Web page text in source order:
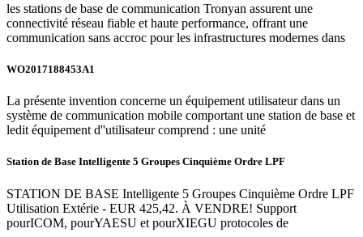
les stations de base de communication Tronyan assurent une
connectivité réseau fiable et haute performance, offrant une
communication sans accroc pour les infrastructures modernes dans
WO2017188453A1
La présente invention concerne un équipement utilisateur dans un
système de communication mobile comportant une station de base et
ledit équipement d''utilisateur comprend : une unité
Station de Base Intelligente 5 Groupes Cinquième Ordre LPF
STATION DE BASE Intelligente 5 Groupes Cinquième Ordre LPF
Utilisation Extérie - EUR 425,42. À VENDRE! Support
pourICOM, pourYAESU et pourXIEGU protocoles de